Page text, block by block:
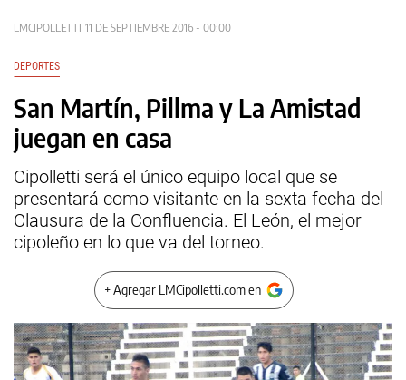
LMCIPOLLETTI 11 DE SEPTIEMBRE 2016 - 00:00
DEPORTES
San Martín, Pillma y La Amistad
juegan en casa
Cipolletti será el único equipo local que se
presentará como visitante en la sexta fecha del
Clausura de la Confluencia. El León, el mejor
cipoleño en lo que va del torneo.
+ Agregar LMCipolletti.com en